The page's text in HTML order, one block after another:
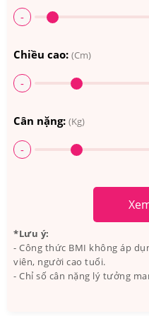
Carmellia Oleifera Leaf
Officinalis Flower Extract,
Protein, Phenoxyethanol,
Phosphoric Acid,
-
Chiều cao: (Cm)
-
Cân nặng: (Kg)
-
*Lưu ý:
- Công thức BMI không áp
viên, người cao tuổi.
- Chỉ số cân nặng lý tưởng